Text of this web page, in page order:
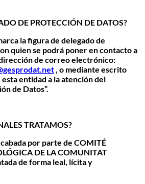
DE PROTECCIÓN DE DATOS?
la figura de delegado de
quien se podrá poner en contacto a
de correo electrónico:
, o mediante escrito
entidad a la atención del
de Datos”.
TRATAMOS?
por parte de COMITÉ
DE LA COMUNITAT
de forma leal, lícita y